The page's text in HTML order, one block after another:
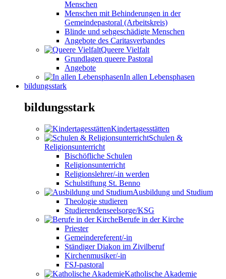
Menschen
Menschen mit Behinderungen in der
Gemeindepastoral (Arbeitskreis)
Blinde und sehgeschädigte Menschen
Angebote des Caritasverbandes
Queere Vielfalt
Grundlagen queere Pastoral
Angebote
In allen Lebensphasen
bildungsstark
bildungsstark
Kindertagesstätten
Schulen &
Religionsunterricht
Bischöfliche Schulen
Religionsunterricht
Religionslehrer/-in werden
Schulstiftung St. Benno
Ausbildung und Studium
Theologie studieren
Studierendenseelsorge/KSG
Berufe in der Kirche
Priester
Gemeindereferent/-in
Ständiger Diakon im Zivilberuf
Kirchenmusiker/-in
FSJ-pastoral
Katholische Akademie